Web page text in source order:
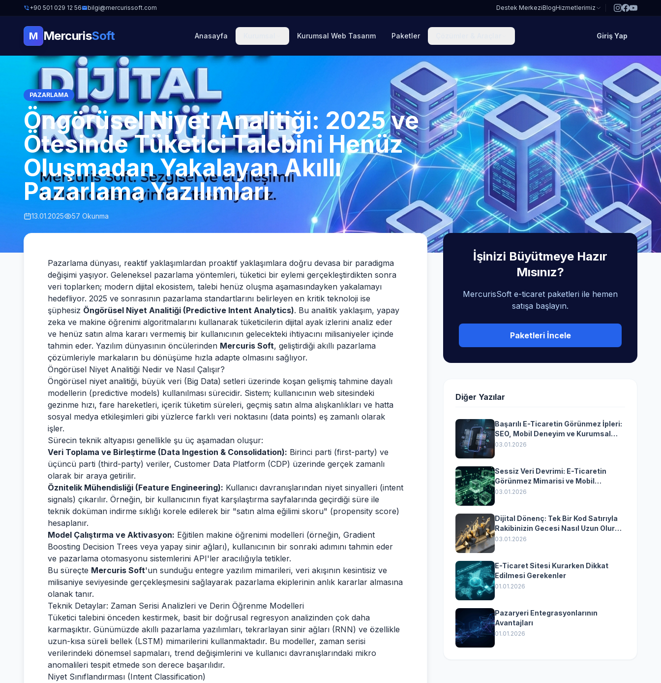
+90 501 029 12 56 bilgi@mercurissoft.com Destek MerkeziBlogHizmetlerimiz
M MercurisSoft Anasayfa Kurumsal Web Tasarım Paketler Giriş Yap
PAZARLAMA
Öngörüsel Niyet Analitiği: 2025 ve
Ötesinde Tüketici Talebini Henüz
Oluşmadan Yakalayan Akıllı
Pazarlama Yazılımları
13.01.2025 57 Okunma
Pazarlama dünyası, reaktif yaklaşımlardan proaktif yaklaşımlara doğru devasa bir paradigma
değişimi yaşıyor. Geleneksel pazarlama yöntemleri, tüketici bir eylemi gerçekleştirdikten sonra
veri toplarken; modern dijital ekosistem, talebi henüz oluşma aşamasındayken yakalamayı
hedefliyor. 2025 ve sonrasının pazarlama standartlarını belirleyen en kritik teknoloji ise
şüphesiz Öngörüsel Niyet Analitiği (Predictive Intent Analytics). Bu analitik yaklaşım, yapay
zeka ve makine öğrenimi algoritmalarını kullanarak tüketicilerin dijital ayak izlerini analiz eder
ve henüz satın alma kararı vermemiş bir kullanıcının gelecekteki ihtiyacını milisaniyeler içinde
tahmin eder. Yazılım dünyasının öncülerinden Mercuris Soft, geliştirdiği akıllı pazarlama
çözümleriyle markaların bu dönüşüme hızla adapte olmasını sağlıyor.
Öngörüsel Niyet Analitiği Nedir ve Nasıl Çalışır?
Öngörüsel niyet analitiği, büyük veri (Big Data) setleri üzerinde koşan gelişmiş tahmine dayalı
modellerin (predictive models) kullanılması sürecidir. Sistem; kullanıcının web sitesindeki
gezinme hızı, fare hareketleri, içerik tüketim süreleri, geçmiş satın alma alışkanlıkları ve hatta
sosyal medya etkileşimleri gibi yüzlerce farklı veri noktasını (data points) eş zamanlı olarak
işler.
Sürecin teknik altyapısı genellikle şu üç aşamadan oluşur:
Veri Toplama ve Birleştirme (Data Ingestion & Consolidation): Birinci parti (first-party) ve
üçüncü parti (third-party) veriler, Customer Data Platform (CDP) üzerinde gerçek zamanlı
olarak bir araya getirilir.
Öznitelik Mühendisliği (Feature Engineering): Kullanıcı davranışlarından niyet sinyalleri (intent
signals) çıkarılır. Örneğin, bir kullanıcının fiyat karşılaştırma sayfalarında geçirdiği süre ile
teknik doküman indirme sıklığı korele edilerek bir "satın alma eğilimi skoru" (propensity score)
hesaplanır.
Model Çalıştırma ve Aktivasyon: Eğitilen makine öğrenimi modelleri (örneğin, Gradient
Boosting Decision Trees veya yapay sinir ağları), kullanıcının bir sonraki adımını tahmin eder
ve pazarlama otomasyonu sistemlerini API'ler aracılığıyla tetikler.
Bu süreçte Mercuris Soft'un sunduğu entegre yazılım mimarileri, veri akışının kesintisiz ve
milisaniye seviyesinde gerçekleşmesini sağlayarak pazarlama ekiplerinin anlık kararlar almasına
olanak tanır.
Teknik Detaylar: Zaman Serisi Analizleri ve Derin Öğrenme Modelleri
Tüketici talebini önceden kestirmek, basit bir doğrusal regresyon analizinden çok daha
karmaşıktır. Günümüzde akıllı pazarlama yazılımları, tekrarlayan sinir ağları (RNN) ve özellikle
uzun-kısa süreli bellek (LSTM) mimarilerini kullanmaktadır. Bu modeller, zaman serisi
verilerindeki dönemsel sapmaları, trend değişimlerini ve kullanıcı davranışlarındaki mikro
anomalileri tespit etmede son derece başarılıdır.
Niyet Sınıflandırması (Intent Classification)
İşinizi Büyütmeye Hazır
Mısınız?
MercurisSoft e-ticaret paketleri ile hemen
satışa başlayın.
Paketleri İncele
Diğer Yazılar
Başarılı E-Ticaretin Görünmez İpleri:
SEO, Mobil Deneyim ve Kurumsal
Yazılımın Kazandıran
03.01.2026
Sessiz Veri Devrimi: E-Ticaretin
Görünmez Mimarisi ve Mobil
Dönüşümün Kurumsal Anahtarı
03.01.2026
Dijital Dönenç: Tek Bir Kod Satırıyla
Rakibinizin Gecesi Nasıl Uzun Olur?
(Kurumsal Yazılımın Güçlü Rolü)
03.01.2026
E-Ticaret Sitesi Kurarken Dikkat
Edilmesi Gerekenler
01.01.2026
Pazaryeri Entegrasyonlarının
Avantajları
01.01.2026